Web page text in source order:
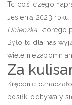
To coś, czego
Jesienią 2023
Ucieczka , którego
Było to dla nas
wiele
Za
Kręcenie
posiłki odbywały